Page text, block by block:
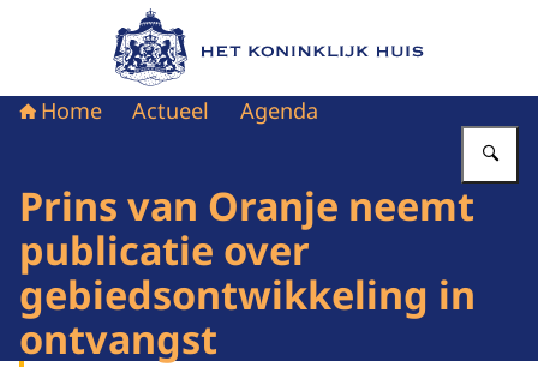
Naar de homepage van Het Koninklijk Huis
Home Actueel Agenda
Prins van Oranje neemt
publicatie over
gebiedsontwikkeling in
ontvangst